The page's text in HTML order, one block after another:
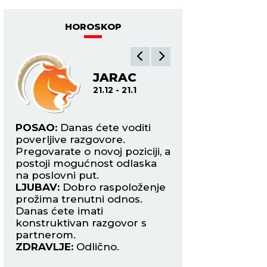
HOROSKOP
JARAC
21.12 - 21.1
POSAO: Danas ćete voditi
poverljive razgovore.
Pregovarate o novoj poziciji, a
postoji mogućnost odlaska
na poslovni put.
LJUBAV: Dobro raspoloženje
prožima trenutni odnos.
Danas ćete imati
konstruktivan razgovor s
partnerom.
ZDRAVLJE: Odlično.